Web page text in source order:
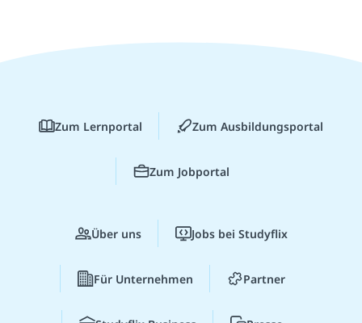
Zum Lernportal Zum Ausbildungsportal
Zum Jobportal
Über uns Jobs bei Studyflix
Für Unternehmen Partner